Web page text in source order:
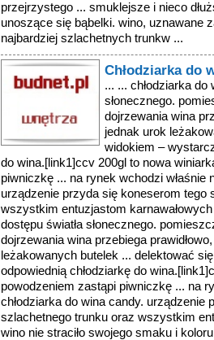
przejrzystego ... smuklejsze i nieco
unoszące się bąbelki. wino, uznawane
najbardziej szlachetnych trunkw ...
Chłodziarka do
... ... chłodziarka do
słonecznego.
dojrzewania wina
jednak urok
widokiem –
do wina.[link1]ccv 200gl to nowa
piwniczkę ... na rynek wchodzi właśnie
urządzenie przyda się koneserom tego
wszystkim entuzjastom
dostępu światła słonecznego.
dojrzewania wina przebiega
leżakowanych butelek ... delektować
odpowiednią chłodziarkę do
powodzeniem zastąpi piwniczkę ... na
chłodziarka do wina candy. urządzenie
szlachetnego trunku oraz wszystkim
wino nie straciło swojego smaku i